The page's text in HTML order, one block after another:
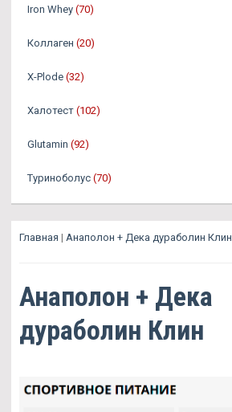
Iron Whey (70)
Коллаген (20)
X-Plode (32)
Халотест (102)
Glutamin (92)
Туриноболус (70)
Главная | Анаполон + Дека дураболин Клин
Анаполон + Дека
дураболин Клин